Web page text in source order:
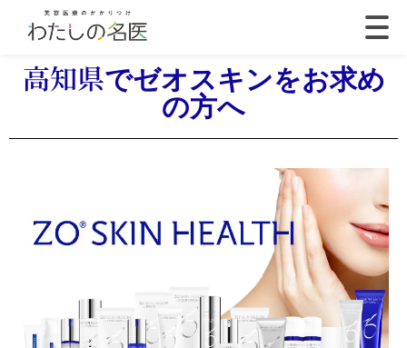
高知県でゼオスキンをお求め
の方へ